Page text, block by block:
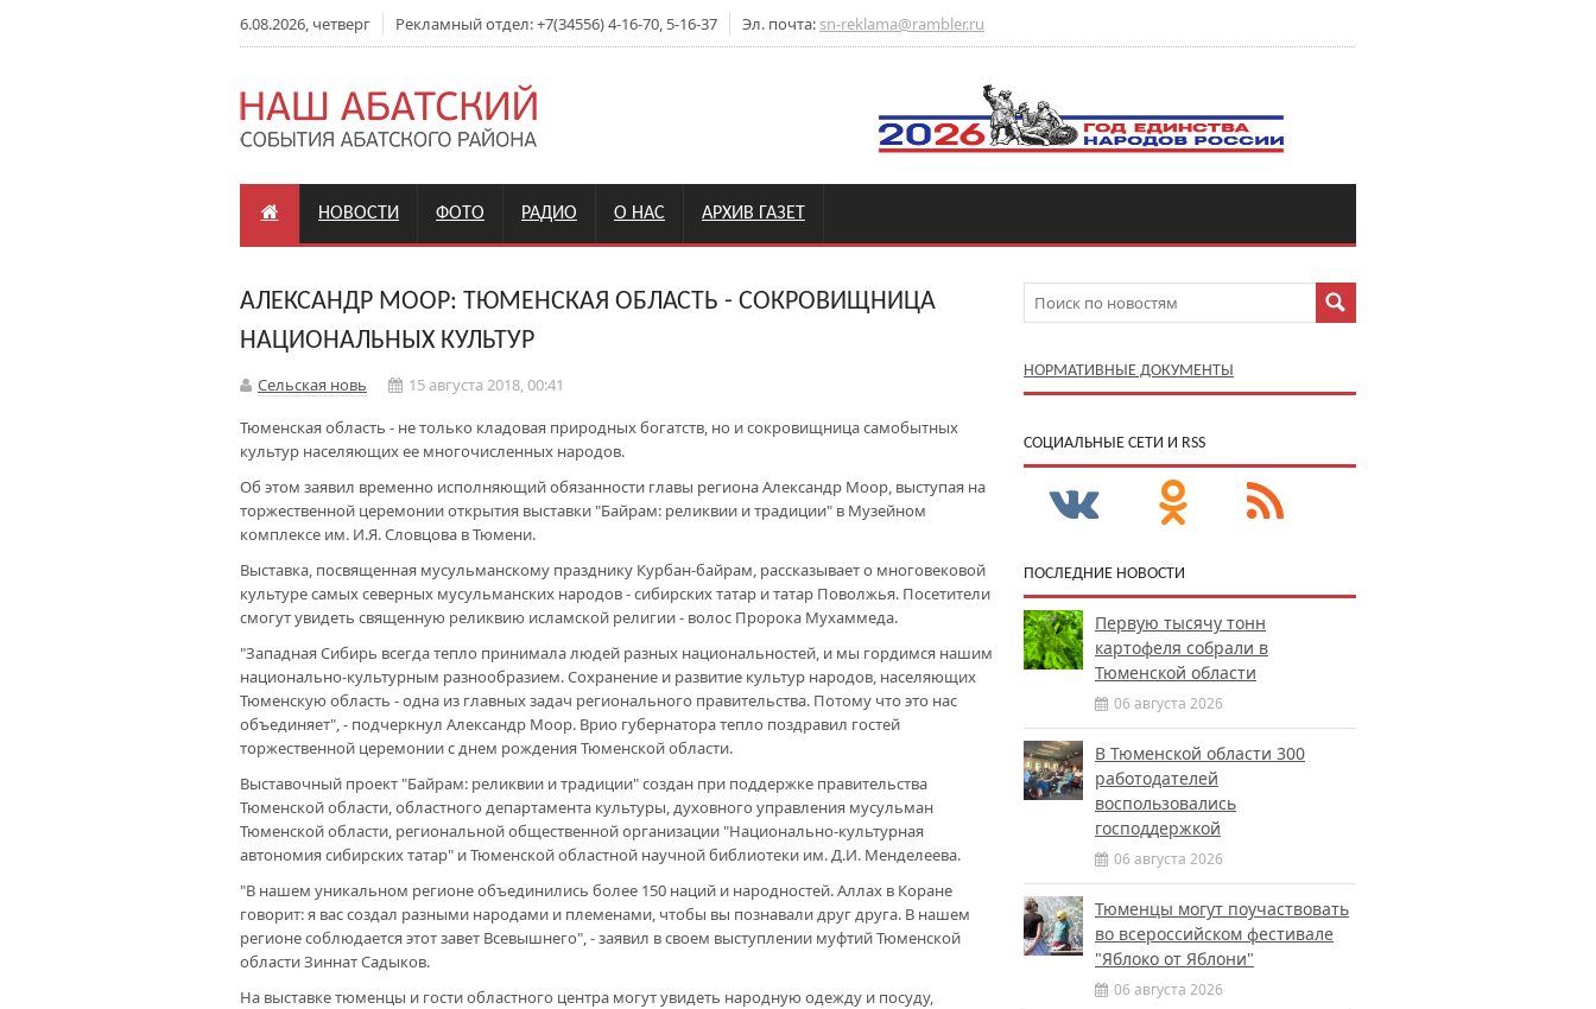
6.08.2026, четверг Рекламный отдел: +7(34556) 4-16-70, 5-16-37 Эл. почта: sn-reklama@rambler.ru
НОВОСТИ ФОТО РАДИО О НАС АРХИВ ГАЗЕТ
АЛЕКСАНДР МООР: ТЮМЕНСКАЯ ОБЛАСТЬ - СОКРОВИЩНИЦА
НАЦИОНАЛЬНЫХ КУЛЬТУР
Сельская новь
15 августа 2018, 00:41
Тюменская область - не только кладовая природных богатств, но и сокровищница самобытных
культур населяющих ее многочисленных народов.
Об этом заявил временно исполняющий обязанности главы региона Александр Моор, выступая на
торжественной церемонии открытия выставки "Байрам: реликвии и традиции" в Музейном
комплексе им. И.Я. Словцова в Тюмени.
Выставка, посвященная мусульманскому празднику Курбан-байрам, рассказывает о многовековой
культуре самых северных мусульманских народов - сибирских татар и татар Поволжья. Посетители
смогут увидеть священную реликвию исламской религии - волос Пророка Мухаммеда.
"Западная Сибирь всегда тепло принимала людей разных национальностей, и мы гордимся нашим
национально-культурным разнообразием. Сохранение и развитие культур народов, населяющих
Тюменскую область - одна из главных задач регионального правительства. Потому что это нас
объединяет", - подчеркнул Александр Моор. Врио губернатора тепло поздравил гостей
торжественной церемонии с днем рождения Тюменской области.
Выставочный проект "Байрам: реликвии и традиции" создан при поддержке правительства
Тюменской области, областного департамента культуры, духовного управления мусульман
Тюменской области, региональной общественной организации "Национально-культурная
автономия сибирских татар" и Тюменской областной научной библиотеки им. Д.И. Менделеева.
"В нашем уникальном регионе объединились более 150 наций и народностей. Аллах в Коране
говорит: я вас создал разными народами и племенами, чтобы вы познавали друг друга. В нашем
регионе соблюдается этот завет Всевышнего", - заявил в своем выступлении муфтий Тюменской
области Зиннат Садыков.
На выставке тюменцы и гости областного центра могут увидеть народную одежду и посуду,
НОРМАТИВНЫЕ ДОКУМЕНТЫ
CОЦИАЛЬНЫЕ СЕТИ И RSS
ПОСЛЕДНИЕ НОВОСТИ
Первую тысячу тонн
картофеля собрали в
Тюменской области
06 августа 2026
В Тюменской области 300
работодателей
воспользовались
господдержкой
06 августа 2026
Тюменцы могут поучаствовать
во всероссийском фестивале
"Яблоко от Яблони"
06 августа 2026